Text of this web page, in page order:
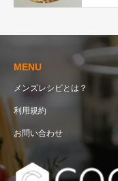
MENU
メンズレシピとは？
利用規約
お問い合わせ